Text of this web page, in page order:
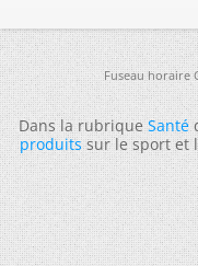
Fuseau horaire
Dans la rubriqueSanté
produitssur le sport et